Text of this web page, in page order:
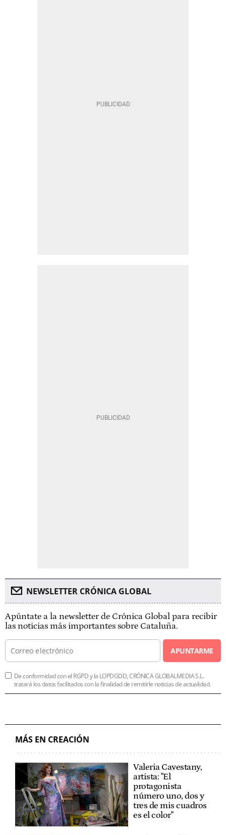
NEWSLETTER CRÓNICA GLOBAL
Apúntate a la newsletter de Crónica Global para recibir
las noticias más importantes sobre Cataluña.
APUNTARME
De conformidad con el RGPD y la LOPDGDD, CRÓNICA GLOBALMEDIA S.L.
tratará los datos facilitados con la finalidad de remitirle noticias de actualidad.
MÁS EN CREACIÓN
Valeria Cavestany,
artista: "El
protagonista
número uno, dos y
tres de mis cuadros
es el color"